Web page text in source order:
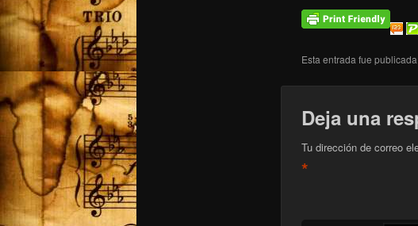
Esta entrada fue
Deja una
Tu dirección de correo
*